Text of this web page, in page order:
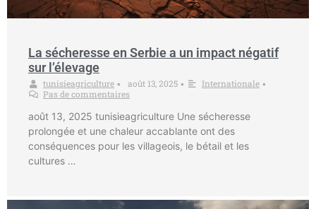
La sécheresse en Serbie a un impact négatif
sur l’élevage
tunisieagriculture • août 13, 2025 • Internationale •
Pas de commentaires
août 13, 2025 tunisieagriculture Une sécheresse
prolongée et une chaleur accablante ont des
conséquences pour les villageois, le bétail et les
cultures …